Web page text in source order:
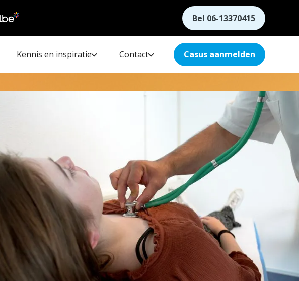
Bel 06-13370415
Kennis en inspiratie Contact Casus aanmelden